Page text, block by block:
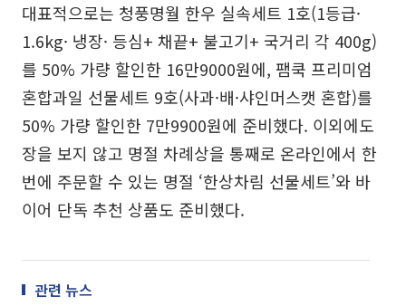
대표적으로는 청풍명월 한우 실속세트 1호(1등급·
1.6kg· 냉장· 등심+ 채끝+ 불고기+ 국거리 각 400g)
를 50% 가량 할인한 16만9000원에, 팸쿡 프리미엄
혼합과일 선물세트 9호(사과·배·샤인머스캣 혼합)를
50% 가량 할인한 7만9900원에 준비했다. 이외에도
장을 보지 않고 명절 차례상을 통째로 온라인에서 한
번에 주문할 수 있는 명절 ‘한상차림 선물세트’와 바
이어 단독 추천 상품도 준비했다.
관련 뉴스